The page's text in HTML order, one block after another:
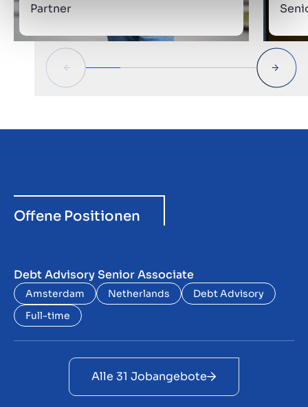
Partner
Offene Positionen
Debt Advisory Senior Associate
Amsterdam Netherlands
Debt Advisory
Full-time
Alle 31 Jobangebote